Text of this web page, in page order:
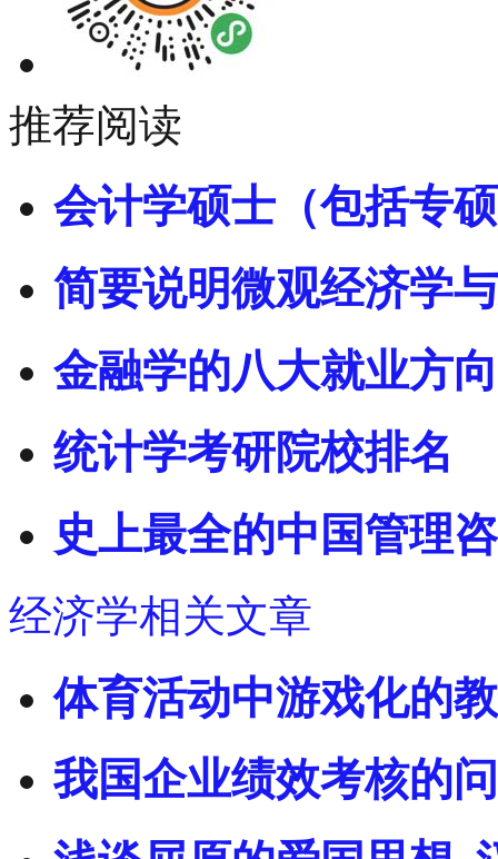
推荐阅读
会计学硕士（包括专
简要说明微观经济学
金融学的八大就业方
统计学考研院校排名
史上最全的中国管理
经济学相关文章
体育活动中游戏化的
我国企业绩效考核的